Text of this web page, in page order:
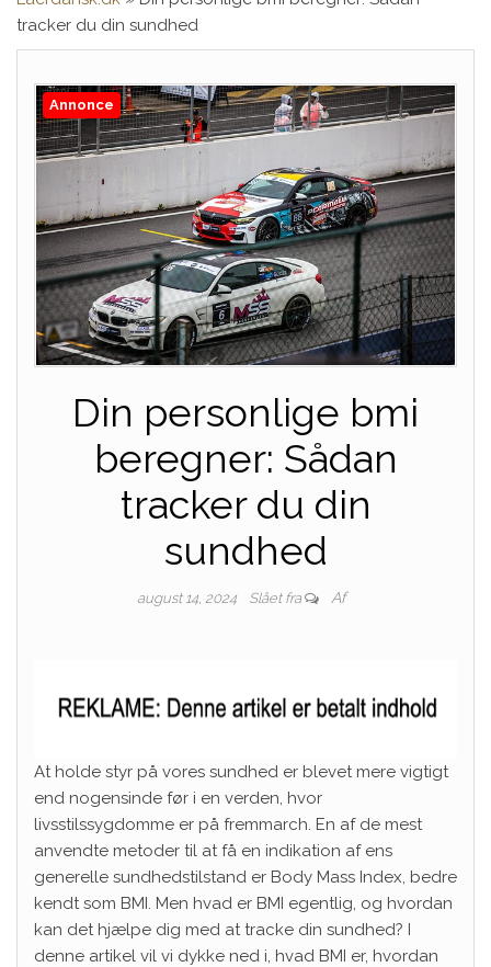
tracker du din sundhed
Annonce
Din personlige bmi
beregner: Sådan
tracker du din
sundhed
august 14, 2024 Slået fra Af
At holde styr på vores sundhed er blevet mere vigtigt
end nogensinde før i en verden, hvor
livsstilssygdomme er på fremmarch. En af de mest
anvendte metoder til at få en indikation af ens
generelle sundhedstilstand er Body Mass Index, bedre
kendt som BMI. Men hvad er BMI egentlig, og hvordan
kan det hjælpe dig med at tracke din sundhed? I
denne artikel vil vi dykke ned i, hvad BMI er, hvordan